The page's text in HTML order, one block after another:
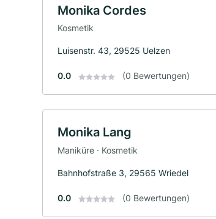
Monika Cordes
Kosmetik
Luisenstr. 43, 29525 Uelzen
0.0 (0 Bewertungen)
Monika Lang
Maniküre · Kosmetik
Bahnhofstraße 3, 29565 Wriedel
0.0 (0 Bewertungen)